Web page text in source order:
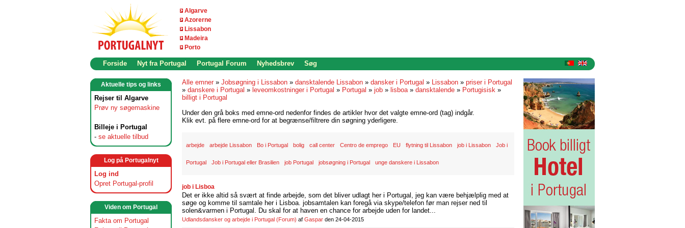
Algarve
Azorerne
Lissabon
Madeira
Porto
Forside Nyt fra Portugal Portugal Forum Nyhedsbrev Søg
Aktuelle tips og links
Rejser til Algarve
Prøv ny søgemaskine
Billeje i Portugal
- se aktuelle tilbud
Log på Portugalnyt
Log ind
Opret Portugal-profil
Viden om Portugal
Fakta om Portugal
Alle emner » Jobsøgning i Lissabon » dansktalende Lissabon » dansker i Portugal » Lissabon » priser i Portugal
» danskere i Portugal » leveomkostninger i Portugal » Portugal » job » lisboa» dansktalende » Portugisisk »
billigt i Portugal
Under den grå boks med emne-ord nedenfor findes de artikler hvor det valgte emne-ord (tag) indgår.
Klik evt. på flere emne-ord for at begrænse/filtrere din søgning yderligere.
arbejde arbejde Lissabon Bo i Portugal bolig call center Centro de emprego EU flytning til Lissabon job i Lissabon Job i
Portugal Job i Portugal eller Brasilien job Portugal jobsøgning i Portugal unge danskere i Lissabon
job i Lisboa
Det er ikke altid så svært at finde arbejde, som det bliver udlagt her i Portugal, jeg kan være behjælplig med at
søge og komme til samtale her i Lisboa. jobsamtalen kan foregå via skype/telefon før man rejser ned til
solen&varmen i Portugal. Du skal for at haven en chance for arbejde uden for landet...
Udlandsdansker og arbejde i Portugal (Forum) af Gaspar den 24-04-2015